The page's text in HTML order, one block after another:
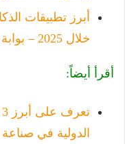
أبرز تطبيقات
خلال 2025 – بوابة الطاقة
أقرأ أيضاً:
الدولية في صناعة